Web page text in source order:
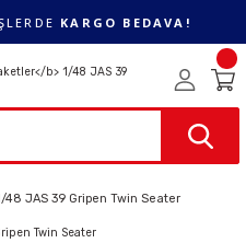
KARGO BEDAVA!
48 JAS 39 Gripen Twin Seater